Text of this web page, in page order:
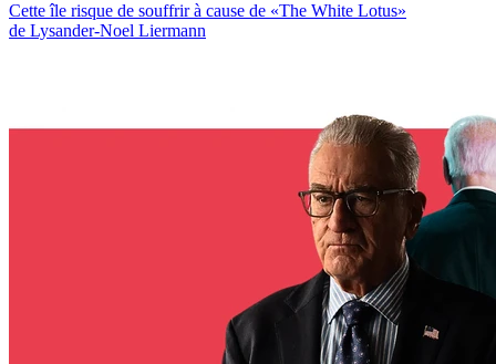
Cette île risque de souffrir à cause de «The White Lotus»
de Lysander-Noel Liermann